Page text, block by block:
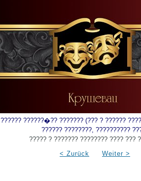
?????? ??????�?? ??????? (??? ? ??????
?????? ????????, ??????????
????? ? ??????? ???????? ???? ???
< Zurück
Weiter >